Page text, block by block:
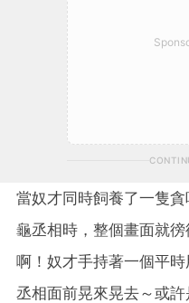
當奴才同時飼養了一隻
龜丞相時，整個畫面就
啊！奴才手持著一個平
丞相面前晃來晃去～或